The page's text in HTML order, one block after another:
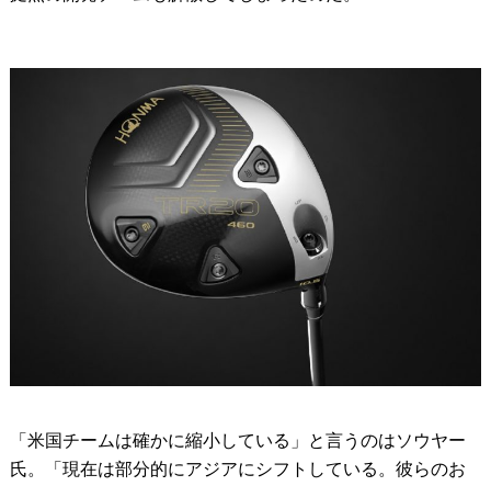
「米国チームは確かに縮小している」と言うのはソウヤー
氏。「現在は部分的にアジアにシフトしている。彼らのお